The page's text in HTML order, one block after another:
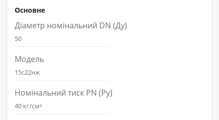
Основне
Діаметр номінальний DN (Ду)
50
Модель
15с22нж
Номінальний тиск PN (Ру)
40 кг/см²